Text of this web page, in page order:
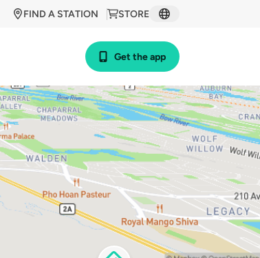
STORE
FIND A STATION
Get the app